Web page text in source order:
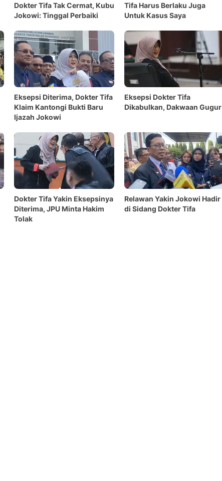
Dokter Tifa Tak Cermat, Kubu
Jokowi: Tinggal Perbaiki
Tifa Harus Berlaku Juga
Untuk Kasus Saya
Eksepsi Diterima, Dokter Tifa
Klaim Kantongi Bukti Baru
Ijazah Jokowi
Eksepsi Dokter Tifa
Dikabulkan, Dakwaan Gugur
Dokter Tifa Yakin Eksepsinya
Diterima, JPU Minta Hakim
Tolak
Relawan Yakin Jokowi Hadir
di Sidang Dokter Tifa